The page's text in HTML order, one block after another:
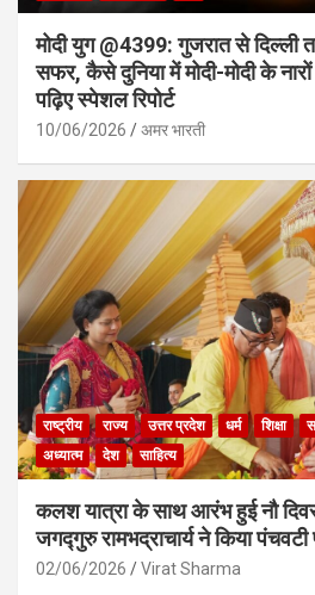
मोदी युग @4399: गुजरात से दिल्ली
सफर, कैसे दुनिया में मोदी-मोदी के
पढ़िए स्पेशल रिपोर्ट
10/06/2026 अमर भारती
राष्ट्रीय राज्य उत्तर प्रदेश धर्म शिक्षा
अध्यात्म
देश साहित्य
कलश यात्रा के साथ आरंभ हुई नौ
जगद्गुरु रामभद्राचार्य ने किया
02/06/2026 Virat Sharma